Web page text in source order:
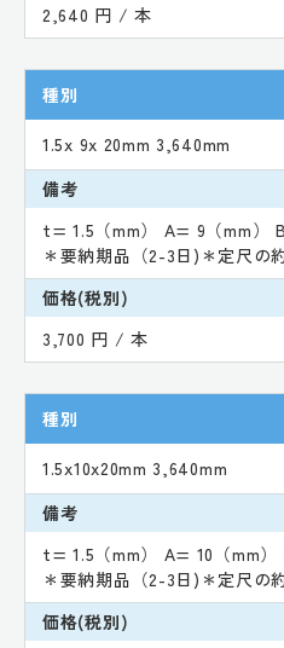
2,640 円 / 本
種別
1.5x 9x 20mm 3,640mm
備考
t= 1.5（mm） A= 9（mm）
＊要納期品（2-3日)＊定尺の
価格(税別)
3,700 円 / 本
種別
1.5x10x20mm 3,640mm
備考
t= 1.5（mm） A= 10（mm）
＊要納期品（2-3日)＊定尺の
価格(税別)